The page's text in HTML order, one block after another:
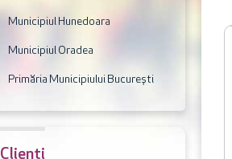
Municipiul Hunedoara
Municipiul Oradea
Primăria Municipiului București
Clienți